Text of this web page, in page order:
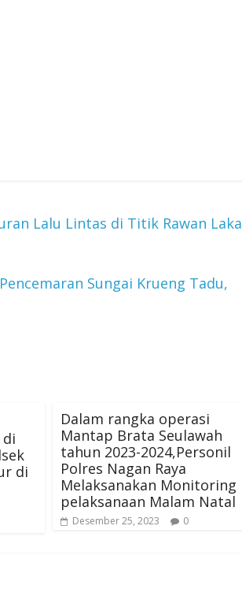
Lalu Lintas di Titik Rawan Laka
Sungai Krueng Tadu,
di
di
Dalam rangka operasi
Mantap Brata Seulawah
tahun 2023-2024,Personil
Polres Nagan Raya
Melaksanakan Monitoring
pelaksanaan Malam Natal
Desember 25, 2023 0